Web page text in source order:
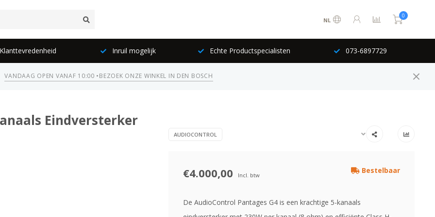
NL
0
Inruil mogelijk Echte Productspecialisten 073-6897729
VANDAAG OPEN VANAF 10:00 •BEZOEK ONZE WINKEL IN DEN BOSCH
Eindversterker
AUDIOCONTROL
€4.000,00 Incl. btw
Bestelbaar
De AudioControl Pantages G4 is een krachtige 5-kanaals